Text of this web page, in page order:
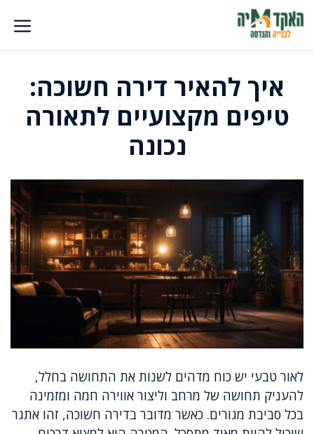
לדלג
לתוכן
איך להאיר דירה חשוכה:
טיפים מקצועיים לתאורה
נכונה
לאור טבעי יש כוח מדהים לשנות את התחושה בחלל,
להעניק תחושה של מרחב וליצור אווירה חמה ומזמינה
בכל סביבת מגורים. כאשר מדובר בדירה חשוכה, זהו אתגר